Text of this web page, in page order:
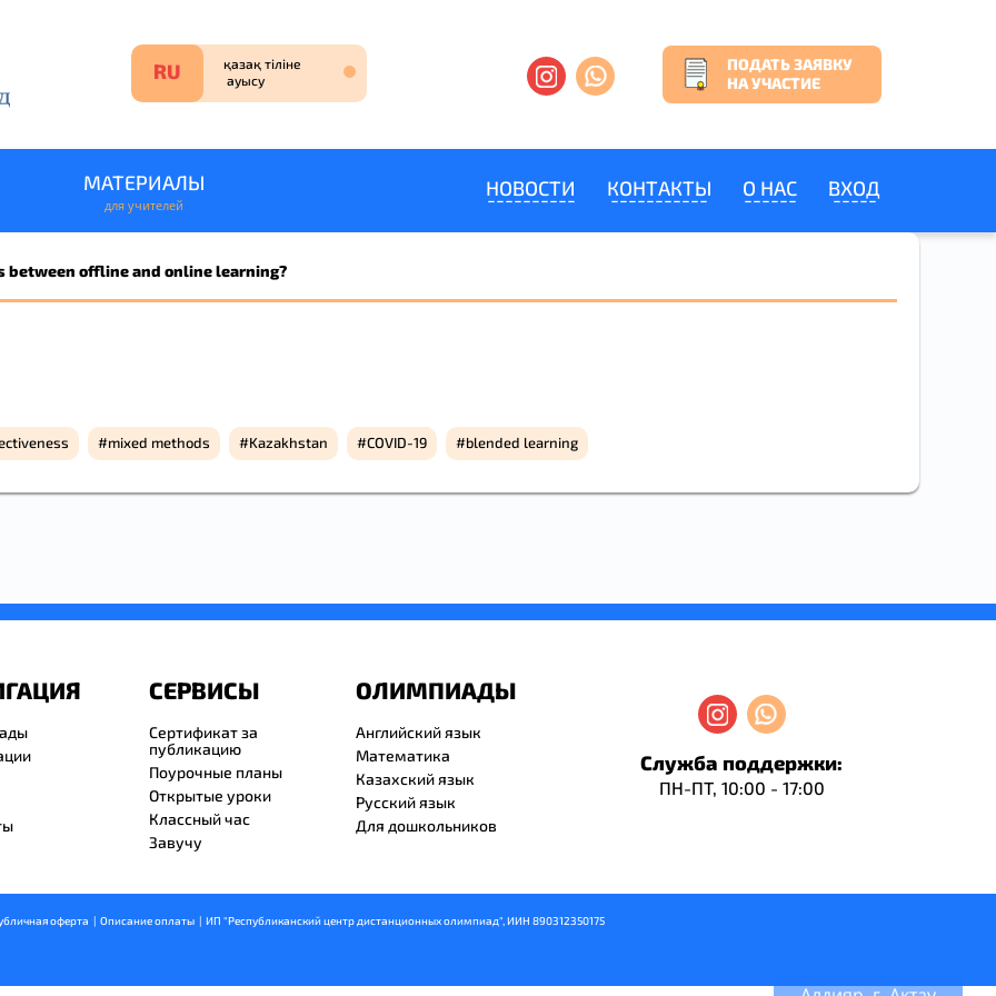
ПОДАТЬ ЗАЯВКУ
НА УЧАСТИЕ
МАТЕРИАЛЫ
для учителей
НОВОСТИ КОНТАКТЫ О НАС ВХОД
between offline and online learning?
mixed methods Kazakhstan COVID-19 blended learning
СЕРВИСЫ
Сертификат за
публикацию
Поурочные планы
Открытые уроки
Классный час
Завучу
ОЛИМПИАДЫ
Английский язык
Математика
Казахский язык
Русский язык
Для дошкольников
Служба поддержки:
ПН-ПТ, 10:00 - 17:00
оферта
  |
Описание оплаты
  |  ИП "Республиканский центр дистанционных олимпиад", ИИН 890312350175
РУССКОМ ЯЗЫКЕ
ученик 2-5 учеников